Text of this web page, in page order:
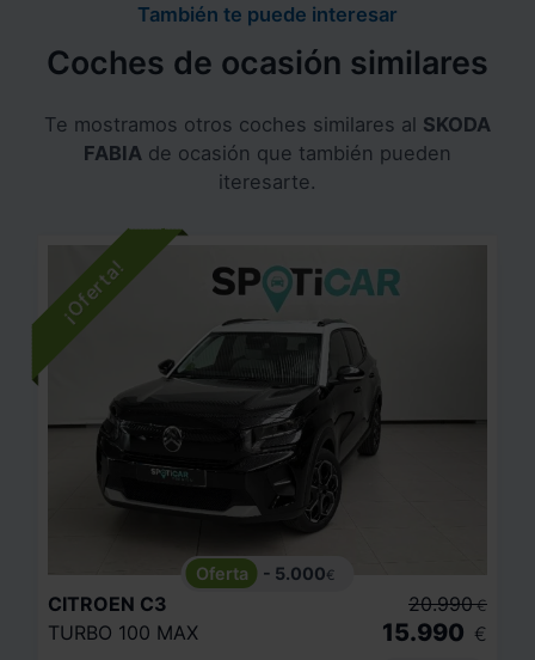
También te puede interesar
Coches de ocasión similares
Te mostramos otros coches similares al SKODA
FABIA de ocasión que también pueden
iteresarte.
- 5.000€
CITROEN C3
TURBO 100 MAX
20.990 €
15.990 €